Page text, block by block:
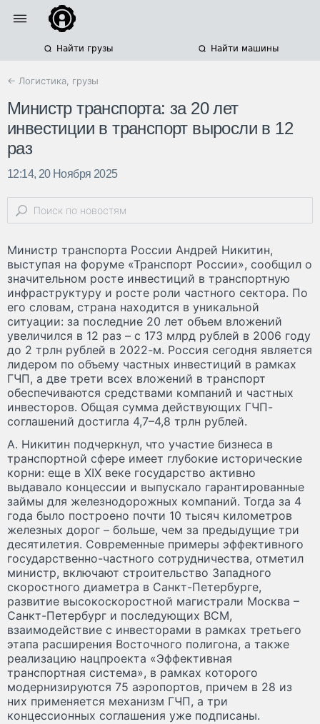
Найти грузы Найти машины
← Логистика, грузы
Министр транспорта: за 20 лет
инвестиции в транспорт выросли в 12
раз
12:14, 20 Ноября 2025
Министр транспорта России Андрей Никитин,
выступая на форуме «Транспорт России», сообщил о
значительном росте инвестиций в транспортную
инфраструктуру и росте роли частного сектора. По
его словам, страна находится в уникальной
ситуации: за последние 20 лет объем вложений
увеличился в 12 раз – с 173 млрд рублей в 2006 году
до 2 трлн рублей в 2022-м. Россия сегодня является
лидером по объему частных инвестиций в рамках
ГЧП, а две трети всех вложений в транспорт
обеспечиваются средствами компаний и частных
инвесторов. Общая сумма действующих ГЧП-
соглашений достигла 4,7–4,8 трлн рублей.
А. Никитин подчеркнул, что участие бизнеса в
транспортной сфере имеет глубокие исторические
корни: еще в XIX веке государство активно
выдавало концессии и выпускало гарантированные
займы для железнодорожных компаний. Тогда за 4
года было построено почти 10 тысяч километров
железных дорог – больше, чем за предыдущие три
десятилетия. Современные примеры эффективного
государственно-частного сотрудничества, отметил
министр, включают строительство Западного
скоростного диаметра в Санкт-Петербурге,
развитие высокоскоростной магистрали Москва –
Санкт-Петербург и последующих ВСМ,
взаимодействие с инвесторами в рамках третьего
этапа расширения Восточного полигона, а также
реализацию нацпроекта «Эффективная
транспортная система», в рамках которого
модернизируются 75 аэропортов, причем в 28 из
них применяется механизм ГЧП, а три
концессионных соглашения уже подписаны.